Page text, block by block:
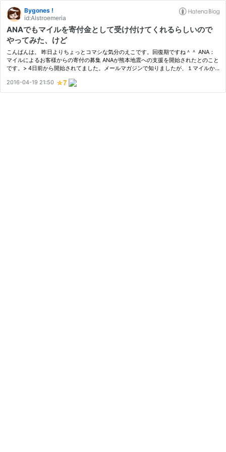
Bygones !
id:Alstroemeria
ANAでもマイルを寄付金として受け付けてくれるらしいので
やってみた、けど
こんばんは。 昨日よりちょっとコマシな気分のえこです。回復期ですね＾＾ ANA：
マイルによるお客様からの寄付の募集 ANAが熊本地震への支援を開始されたとのこと
です。> 4日前から開始されてました。メールマガジンで知りましたが、１マイルか
2016-04-19 21:50